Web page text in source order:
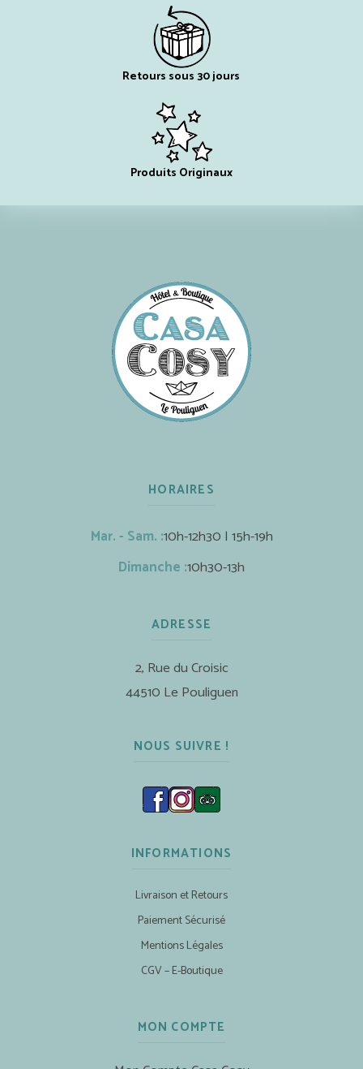
Retours sous 30 jours
Produits Originaux
HORAIRES
Mar. - Sam. :10h-12h30 | 15h-19h
Dimanche :10h30-13h
ADRESSE
2, Rue du Croisic
44510 Le Pouliguen
NOUS SUIVRE !
INFORMATIONS
Livraison et Retours
Paiement Sécurisé
Mentions Légales
CGV – E-Boutique
MON COMPTE